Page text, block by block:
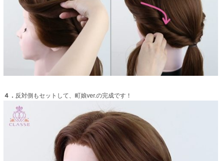
４． 反対側もセットして、町娘ver.の完成です！